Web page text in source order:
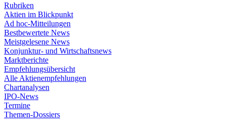
Rubriken
Aktien im Blickpunkt
Ad hoc-Mitteilungen
Bestbewertete News
Meistgelesene News
Konjunktur- und Wirtschaftsnews
Marktberichte
Empfehlungsübersicht
Alle Aktienempfehlungen
Chartanalysen
IPO-News
Termine
Themen-Dossiers